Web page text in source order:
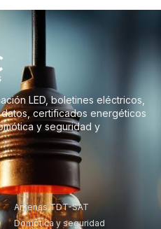
LED, boletines eléctricos,
certificados energéticos
y seguridad y
Antenas TDT-SAT
Domótica y seguridad